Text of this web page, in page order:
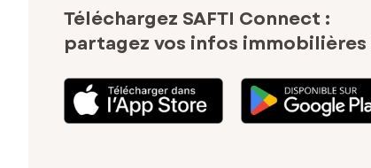
Téléchargez SAFTI Connect :
partagez vos infos immobilières